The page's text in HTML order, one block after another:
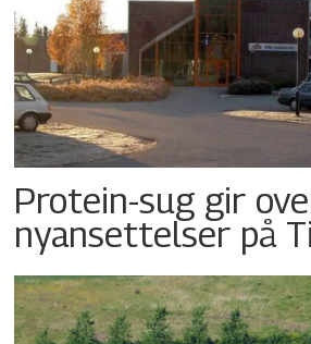
Protein-sug gir
nyansettelser på